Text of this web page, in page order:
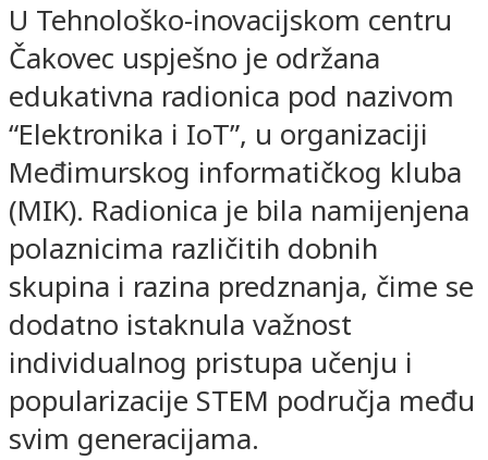
U Tehnološko-inovacijskom centru
Čakovec uspješno je održana
edukativna radionica pod nazivom
“Elektronika i IoT”, u organizaciji
Međimurskog informatičkog kluba
(MIK). Radionica je bila namijenjena
polaznicima različitih dobnih
skupina i razina predznanja, čime se
dodatno istaknula važnost
individualnog pristupa učenju i
popularizacije STEM područja među
svim generacijama.